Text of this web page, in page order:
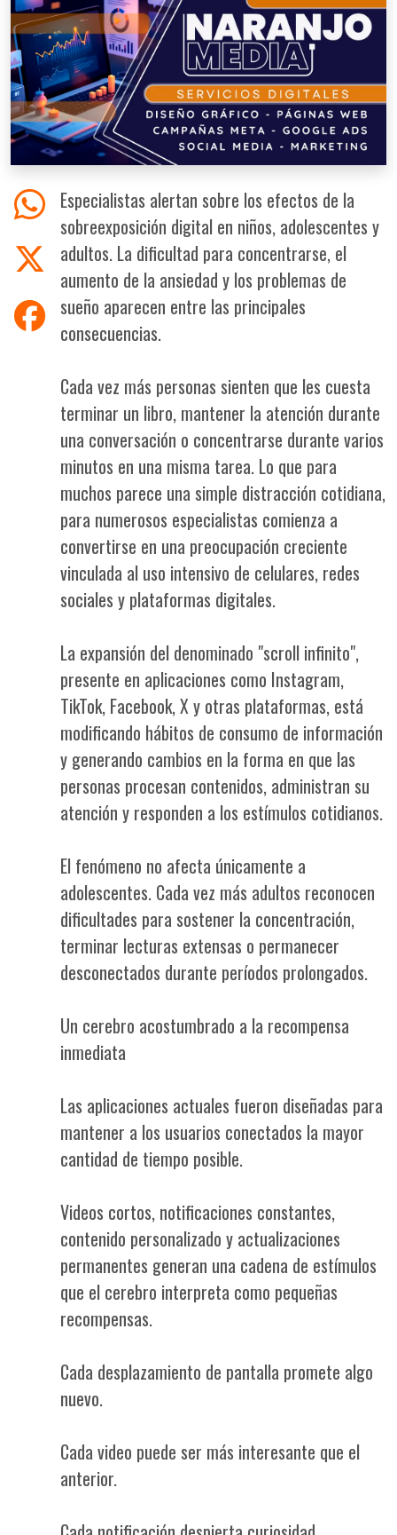
Especialistas alertan sobre los efectos de la
sobreexposición digital en niños, adolescentes y
adultos. La dificultad para concentrarse, el
aumento de la ansiedad y los problemas de
sueño aparecen entre las principales
consecuencias.
Cada vez más personas sienten que les cuesta
terminar un libro, mantener la atención durante
una conversación o concentrarse durante varios
minutos en una misma tarea. Lo que para
muchos parece una simple distracción cotidiana,
para numerosos especialistas comienza a
convertirse en una preocupación creciente
vinculada al uso intensivo de celulares, redes
sociales y plataformas digitales.
La expansión del denominado "scroll infinito",
presente en aplicaciones como Instagram,
TikTok, Facebook, X y otras plataformas, está
modificando hábitos de consumo de información
y generando cambios en la forma en que las
personas procesan contenidos, administran su
atención y responden a los estímulos cotidianos.
El fenómeno no afecta únicamente a
adolescentes. Cada vez más adultos reconocen
dificultades para sostener la concentración,
terminar lecturas extensas o permanecer
desconectados durante períodos prolongados.
Un cerebro acostumbrado a la recompensa
inmediata
Las aplicaciones actuales fueron diseñadas para
mantener a los usuarios conectados la mayor
cantidad de tiempo posible.
Videos cortos, notificaciones constantes,
contenido personalizado y actualizaciones
permanentes generan una cadena de estímulos
que el cerebro interpreta como pequeñas
recompensas.
Cada desplazamiento de pantalla promete algo
nuevo.
Cada video puede ser más interesante que el
anterior.